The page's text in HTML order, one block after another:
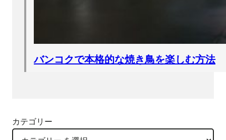
バンコクで本格的な焼き鳥を楽しむ方法
カテゴリー